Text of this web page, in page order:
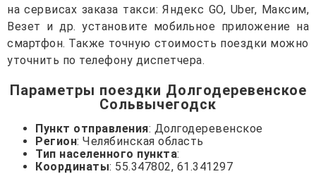
на сервисах заказа такси: Яндекс GO, Uber, Максим,
Везет и др. установите мобильное приложение на
смартфон. Также точную стоимость поездки можно
уточнить по телефону диспетчера.
Параметры поездки Долгодеревенское
Сольвычегодск
Пункт отправления: Долгодеревенское
Регион: Челябинская область
Тип населенного пункта:
Координаты: 55.347802, 61.341297